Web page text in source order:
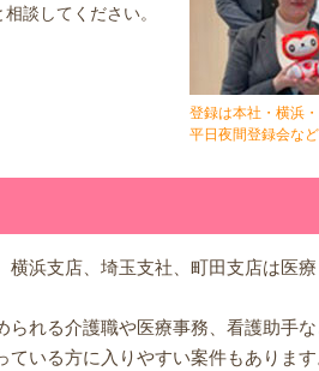
談してください。
登録は本社・横浜
平日夜間登録会な
横浜支店、埼玉支社、町田支店は医
られる介護職や医療事務、看護助手
ている方に入りやすい案件もありま